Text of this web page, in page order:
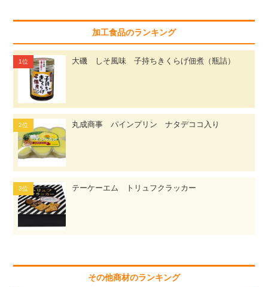
加工食品のランキング
大磯 しそ風味 子持ちきくらげ佃煮（瓶詰）
丸成商事 パインプリン ナタデココ入り
テーケーエム トリュフクラッカー
その他商材のランキング